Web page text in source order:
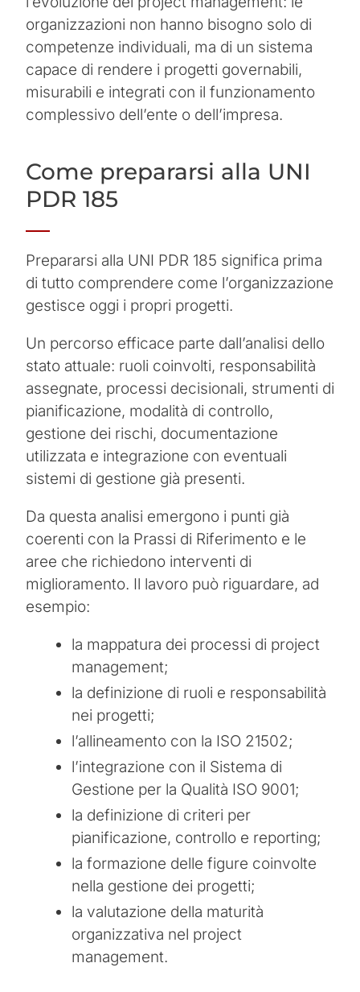
organizzazioni non hanno bisogno solo di
competenze individuali, ma di un sistema
capace di rendere i progetti governabili,
misurabili e integrati con il funzionamento
complessivo dell’ente o dell’impresa.
Come prepararsi alla UNI
PDR 185
Prepararsi alla UNI PDR 185 significa prima
di tutto comprendere come l’organizzazione
gestisce oggi i propri progetti.
Un percorso efficace parte dall’analisi dello
stato attuale: ruoli coinvolti, responsabilità
assegnate, processi decisionali, strumenti di
pianificazione, modalità di controllo,
gestione dei rischi, documentazione
utilizzata e integrazione con eventuali
sistemi di gestione già presenti.
Da questa analisi emergono i punti già
coerenti con la Prassi di Riferimento e le
aree che richiedono interventi di
miglioramento. Il lavoro può riguardare, ad
esempio:
la mappatura dei processi di project
management;
la definizione di ruoli e responsabilità
nei progetti;
l’allineamento con la ISO 21502;
l’integrazione con il Sistema di
Gestione per la Qualità ISO 9001;
la definizione di criteri per
pianificazione, controllo e reporting;
la formazione delle figure coinvolte
nella gestione dei progetti;
la valutazione della maturità
organizzativa nel project
management.